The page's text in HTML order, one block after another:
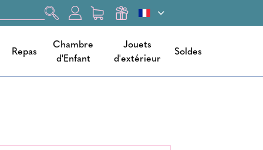
Repas
Chambre
d'Enfant
Jouets
d'extérieur
Soldes